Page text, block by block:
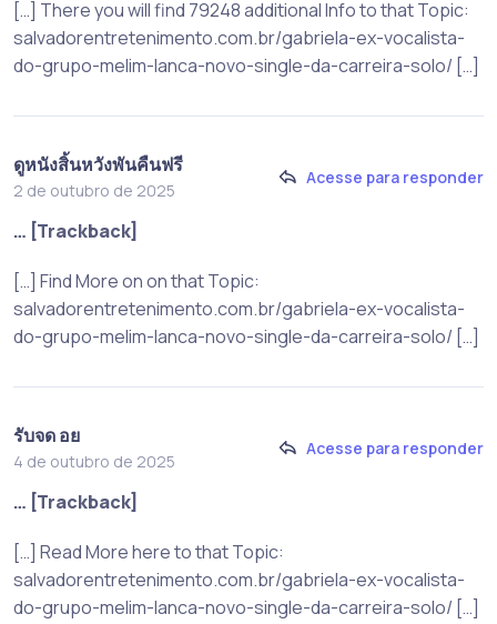
[…] There you will find 79248 additional Info to that Topic:
salvadorentretenimento.com.br/gabriela-ex-vocalista-
do-grupo-melim-lanca-novo-single-da-carreira-solo/ […]
ดูหนังสิ้นหวังพันคืนฟรี
2 de outubro de 2025
Acesse para responder
… [Trackback]
[…] Find More on on that Topic:
salvadorentretenimento.com.br/gabriela-ex-vocalista-
do-grupo-melim-lanca-novo-single-da-carreira-solo/ […]
รับจด อย
4 de outubro de 2025
Acesse para responder
… [Trackback]
[…] Read More here to that Topic:
salvadorentretenimento.com.br/gabriela-ex-vocalista-
do-grupo-melim-lanca-novo-single-da-carreira-solo/ […]